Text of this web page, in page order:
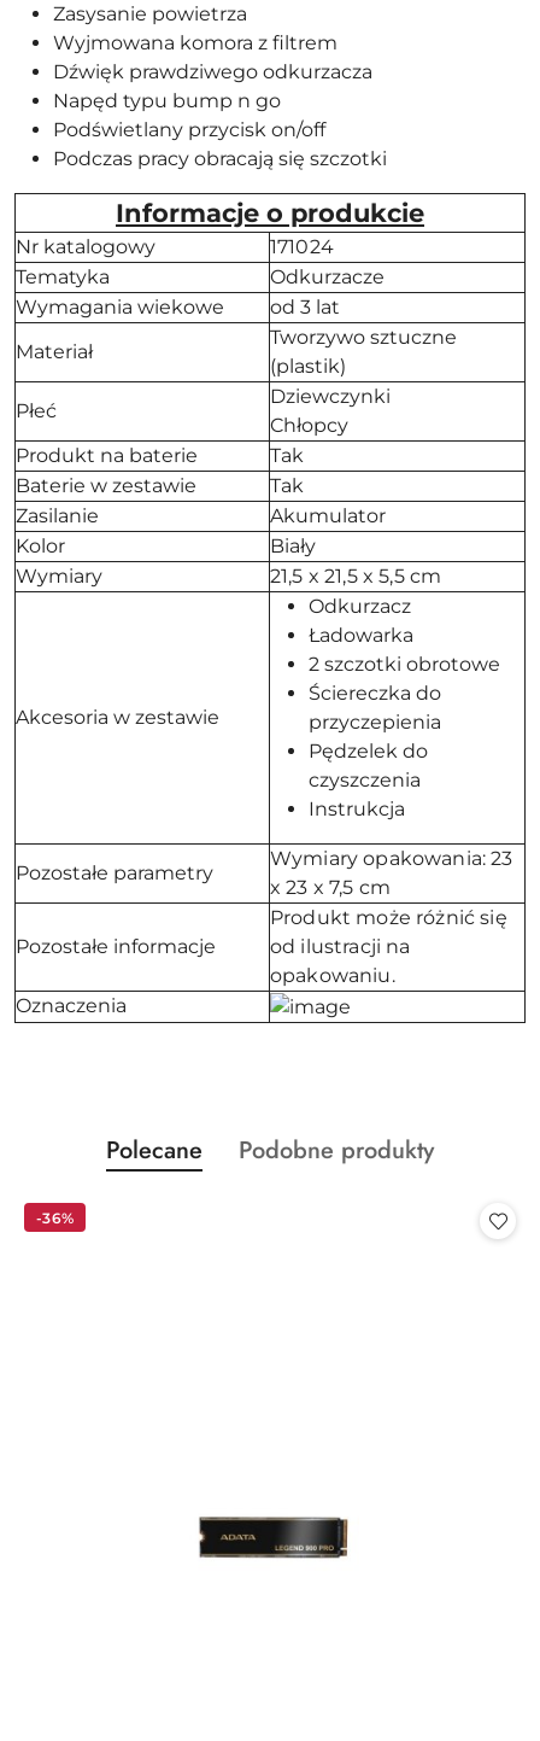
Zasysanie powietrza
Wyjmowana komora z filtrem
Dźwięk prawdziwego odkurzacza
Napęd typu bump n go
Podświetlany przycisk on/off
Podczas pracy obracają się szczotki
Informacje o produkcie
Nr katalogowy
171024
Tematyka
Odkurzacze
Wymagania wiekowe
od 3 lat
Materiał
Tworzywo sztuczne
(plastik)
Płeć
Dziewczynki
Chłopcy
Produkt na baterie
Tak
Baterie w zestawie
Tak
Zasilanie
Akumulator
Kolor
Biały
Wymiary
21,5 x 21,5 x 5,5 cm
Akcesoria w zestawie
Odkurzacz
Ładowarka
2 szczotki obrotowe
Ściereczka do
przyczepienia
Pędzelek do
czyszczenia
Instrukcja
Pozostałe parametry
Wymiary opakowania: 23
x 23 x 7,5 cm
Pozostałe informacje
Produkt może różnić się
od ilustracji na
opakowaniu.
Oznaczenia
Pomiń karuzelę produktów
Produkty
o
Polecane
Produkty
Podobne produkty
-36%